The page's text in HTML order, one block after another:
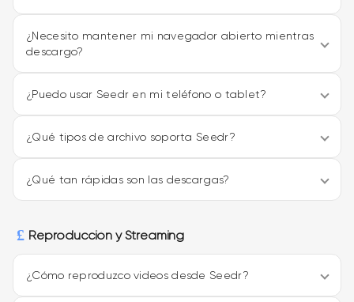
¿Necesito mantener mi navegador abierto mientras
descargo?
¿Puedo usar Seedr en mi teléfono o tablet?
¿Qué tipos de archivo soporta Seedr?
¿Qué tan rápidas son las descargas?
Reproducción y Streaming
¿Cómo reproduzco videos desde Seedr?